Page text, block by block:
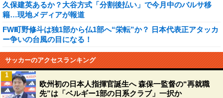
久保建英あるか？大谷方式「分割後払い」で今月中のバルサ移
籍…現地メディアが報道
FW町野修斗は独1部から仏1部へ“栄転”か？ 日本代表正アタッカ
ー争いの台風の目になる！
サッカーのアクセスランキング
欧州初の日本人指揮官誕生へ 森保一監督の“再就職
先”は「ベルギー1部の日系クラブ」一択か
1